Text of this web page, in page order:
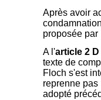
Après avoir
proposée
A l'article 2 D
texte de
Floch s'est
reprenne
adopté